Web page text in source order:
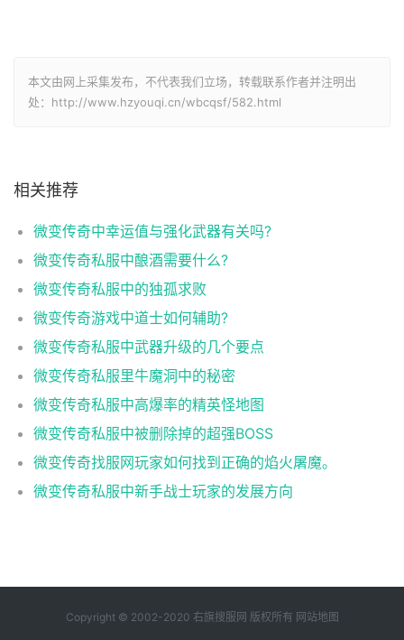
本文由网上采集发布，不代表我们立场，转载联系作者并注明出
处：http://www.hzyouqi.cn/wbcqsf/582.html
相关推荐
微变传奇中幸运值与强化武器有关吗?
微变传奇私服中酿酒需要什么?
微变传奇私服中的独孤求败
微变传奇游戏中道士如何辅助?
微变传奇私服中武器升级的几个要点
微变传奇私服里牛魔洞中的秘密
微变传奇私服中高爆率的精英怪地图
微变传奇私服中被删除掉的超强BOSS
微变传奇找服网玩家如何找到正确的焰火屠魔。
微变传奇私服中新手战士玩家的发展方向
Copyright © 2002-2020 右旗搜服网 版权所有 网站地图